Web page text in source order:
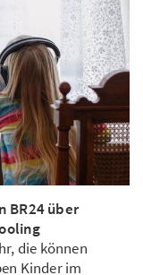
BR24 über
die können
Kinder im